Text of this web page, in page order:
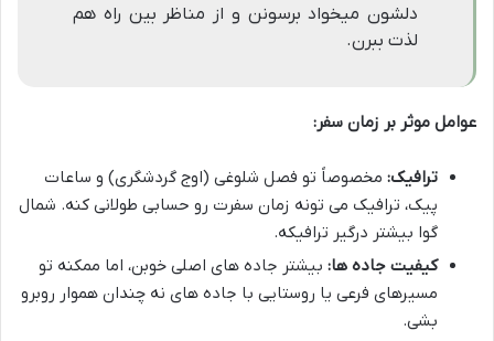
دلشون میخواد برسونن و از مناظر بین راه هم
لذت ببرن.
عوامل موثر بر زمان سفر:
ترافیک: مخصوصاً تو فصل شلوغی (اوج گردشگری) و ساعات
پیک، ترافیک می تونه زمان سفرت رو حسابی طولانی کنه. شمال
گوا بیشتر درگیر ترافیکه.
کیفیت جاده ها: بیشتر جاده های اصلی خوبن، اما ممکنه تو
مسیرهای فرعی یا روستایی با جاده های نه چندان هموار روبرو
بشی.